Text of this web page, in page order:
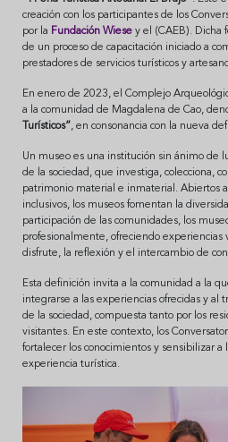
creación con los participantes de los
por la Fundación Wiese y el (CAEB). Dicha
de un proceso de capacitación iniciado a
prestadores de servicios turísticos y
En enero de 2023, el Complejo
a la comunidad de Magdalena de Cao,
Turísticos”, en consonancia con la nueva
Un museo es una institución sin ánimo de
de la sociedad, que investiga, colecciona,
patrimonio material e inmaterial. Abiertos
inclusivos, los museos fomentan la
participación de las comunidades, los
profesionalmente, ofreciendo experiencias
disfrute, la reflexión y el intercambio de
Esta definición invita a la comunidad a la
integrarse a las experiencias ofrecidas y al
de la sociedad, compuesta tanto por los
visitantes. En este contexto, los
fortalecer los conocimientos y sensibilizar a
experiencia turística.